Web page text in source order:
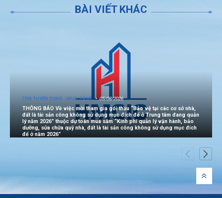
BÀI VIẾT KHÁC
[TIN TUYỂN DỤNG - MUA SẮM] 05/08/2026
THÔNG BÁO Về việc mời tham gia gói thầu “Bảo vệ tại các cơ sở nhà,
đất là tài sản công không sử dụng mục đích để ở Trung tâm đang quản
lý năm 2026” thuộc dự toán mua sắm “Kinh phí quản lý vận hành, bảo
dưỡng, sửa chữa quỹ nhà, đất là tài sản công không sử dụng mục đích
để ở năm 2026”